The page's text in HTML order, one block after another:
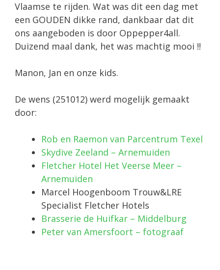
Vlaamse te rijden. Wat was dit een dag met
een GOUDEN dikke rand, dankbaar dat dit
ons aangeboden is door Oppepper4all.
Duizend maal dank, het was machtig mooi !!
Manon, Jan en onze kids.
De wens (251012) werd mogelijk gemaakt
door:
Rob en Raemon van Parcentrum Texel
Skydive Zeeland – Arnemuiden
Fletcher Hotel Het Veerse Meer –
Arnemuiden
Marcel Hoogenboom Trouw&LRE
Specialist Fletcher Hotels
Brasserie de Huifkar – Middelburg
Peter van Amersfoort – fotograaf